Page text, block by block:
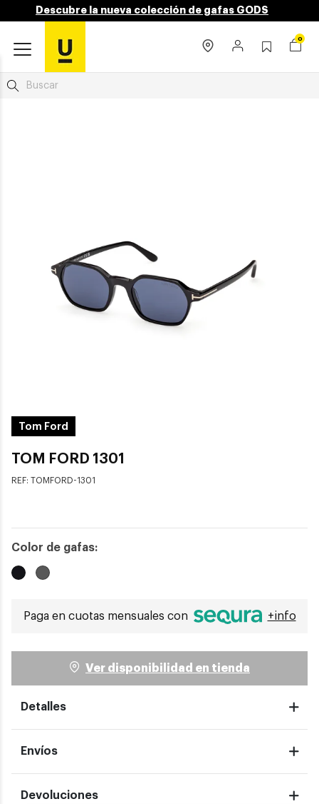
Descubre la nueva colección de gafas GODS
0
Tom Ford
TOM FORD 1301
REF: TOMFORD-1301
Color de gafas:
Paga en cuotas mensuales con +info
Ver disponibilidad en tienda
Detalles
Envíos
Devoluciones